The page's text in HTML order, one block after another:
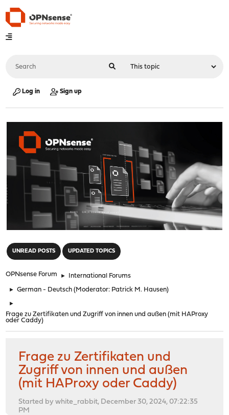
Log in Sign up
UNREAD POSTS UPDATED TOPICS
OPNsense Forum ► International Forums
► German - Deutsch (Moderator: Patrick M. Hausen)
►
Frage zu Zertifikaten und Zugriff von innen und außen (mit HAProxy
oder Caddy)
Frage zu Zertifikaten und
Zugriff von innen und außen
(mit HAProxy oder Caddy)
Started by white_rabbit, December 30, 2024, 07:22:35
PM